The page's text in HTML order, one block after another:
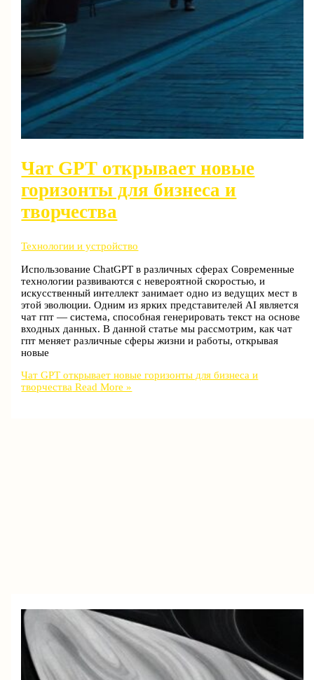
Чат GPT открывает новые
горизонты для бизнеса и
творчества
Технологии и устройство
Использование ChatGPT в различных сферах Современные
технологии развиваются с невероятной скоростью, и
искусственный интеллект занимает одно из ведущих мест в
этой эволюции. Одним из ярких представителей AI является
чат гпт — система, способная генерировать текст на основе
входных данных. В данной статье мы рассмотрим, как чат
гпт меняет различные сферы жизни и работы, открывая
новые
Чат GPT открывает новые горизонты для бизнеса и
творчества Read More »